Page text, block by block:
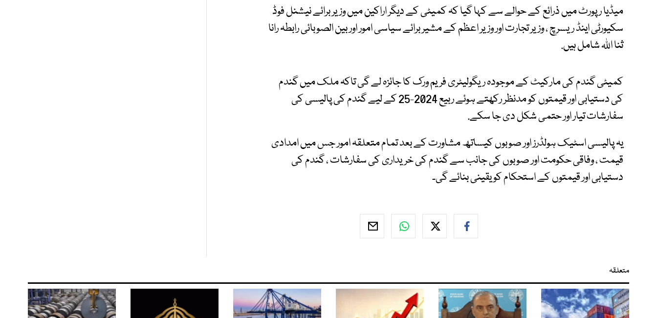
میڈیا رپورٹ میں ذرائع کے حوالے سے کہا گیا کہ کمیٹی کے دیگر اراکین میں وزیر برائے نیشنل فوڈ
سکیورٹی اینڈ ریسرچ ، وزیر تجارت اور وزیر اعظم کے مشیر برائے سیاسی امور اور بین الصوبائی رابطہ رانا
ثنا اللہ شامل ہیں.
کمیٹی گندم کی مارکیٹ کے موجودہ ریگولیٹری فریم ورک کا جائزہ لے گی تاکہ ملک میں گندم
کی دستیابی اور قیمتوں کو مدنظر رکھتے ہوئے ربیع 2024-25 کے لیے گندم کی پالیسی کی
سفارشات تیار اور حتمی شکل دی جا سکے.
یہ پالیسی اسٹیک ہولڈرز اور صوبوں کیساتھ مشاورت کے بعد تمام متعلقہ امور جس میں امدادی
قیمت ، وفاقی حکومت اور صوبوں کی جانب سے گندم کی خریداری کی سفارشات ، گندم کی
دستیابی اور قیمتوں کے استحکام کو یقینی بنائے گی۔
متعلقہ